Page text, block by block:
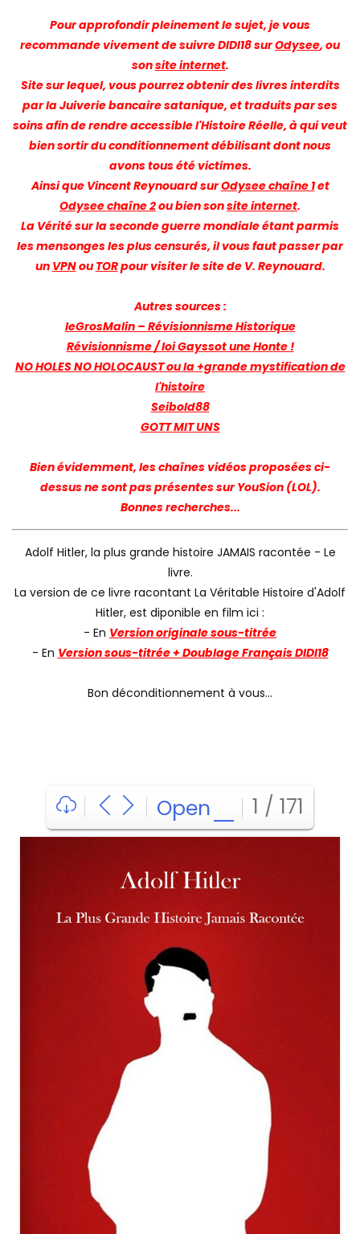
Pour approfondir pleinement le sujet, je vous
recommande vivement de suivre DIDI18 surOdysee, ou
sonsite internet.
Site sur lequel, vous pourrez obtenir des livres interdits
par la Juiverie bancaire satanique, et traduits par ses
soins afin de rendre accessible l'Histoire Réelle, à qui veut
bien sortir du conditionnement débilisant dont nous
avons tous été victimes.
Ainsi que Vincent Reynouard surOdysee chaîne 1et
Odysee chaîne 2ou bien sonsite internet.
La Vérité sur la seconde guerre mondiale étant parmis
les mensonges les plus censurés, il vous faut passer par
un VPNouTORpour visiter le site de V. Reynouard.
Autres sources :
leGrosMalin – Révisionnisme Historique
Révisionnisme / loi Gayssot une Honte !
NO HOLES NO HOLOCAUST ou la +grande mystification de
l'histoire
Seibold88
GOTT MIT UNS
Bien évidemment, les chaînes vidéos proposées ci-
dessus ne sont pas présentes sur YouSion (LOL).
Bonnes recherches...
Adolf Hitler, la plus grande histoire JAMAIS racontée - Le
livre.
La version de ce livre racontant La Véritable Histoire d'Adolf
Hitler, est diponible en film ici :
- En Version originale sous-titrée
- En Version sous-titrée + Doublage Français DIDI18
Bon déconditionnement à vous...
Open 1 / 171